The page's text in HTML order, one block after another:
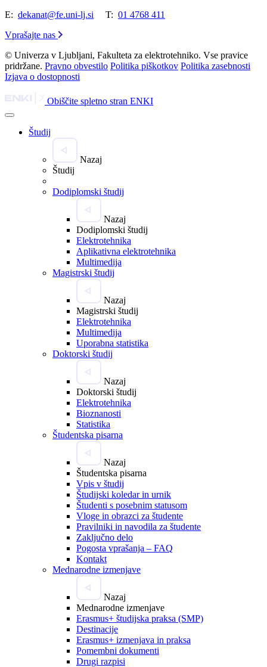
E: dekanat@fe.uni-lj.si T: 01 4768 411
Vprašajte nas
© Univerza v Ljubljani, Fakulteta za elektrotehniko. Vse pravice
pridržane. Pravno obvestilo Politika piškotkov Politika zasebnosti
Izjava o dostopnosti
Obiščite spletno stran ENKI
Študij
Nazaj
Študij
Dodiplomski študij
Nazaj
Dodiplomski študij
Elektrotehnika
Aplikativna elektrotehnika
Multimedija
Magistrski študij
Nazaj
Magistrski študij
Elektrotehnika
Multimedija
Uporabna statistika
Doktorski študij
Nazaj
Doktorski študij
Elektrotehnika
Bioznanosti
Statistika
Študentska pisarna
Nazaj
Študentska pisarna
Vpis v študij
Študijski koledar in urnik
Študenti s posebnim statusom
Vloge in obrazci za študente
Pravilniki in navodila za študente
Zaključno delo
Pogosta vprašanja – FAQ
Kontakt
Mednarodne izmenjave
Nazaj
Mednarodne izmenjave
Erasmus+ študijska praksa (SMP)
Destinacije
Erasmus+ izmenjava in praksa
Pomembni dokumenti
Drugi razpisi